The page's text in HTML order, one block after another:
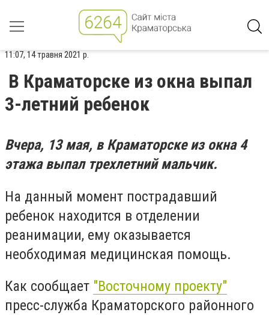
11:07, 14 травня 2021 р.
В Краматорске из окна выпал
3-летний ребенок
Вчера, 13 мая, в Краматорске из окна 4
этажа выпал трехлетний мальчик.
На данный момент пострадавший
ребенок находится в отделении
реанимации, ему оказывается
необходимая медицинская помощь.
Как сообщает "Восточному проекту"
пресс-служба Краматорского районного